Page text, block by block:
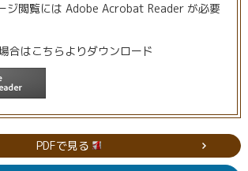
ジ閲覧には Adobe Acrobat Reader が必要
合はこちらよりダウンロード
PDFで見る